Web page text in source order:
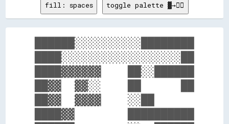
fill: spaces toggle palette ▓→✊🏽
██████░░░░░░░░░░████████
████░░░░░░░░░░░░░░░░░░██
████▓▓▓▓▓▓    ██░░██████
██▓▓  ▓▓░░    ██      ██
██▓▓  ▓▓▓▓    ░░██
████▓▓        ██████████